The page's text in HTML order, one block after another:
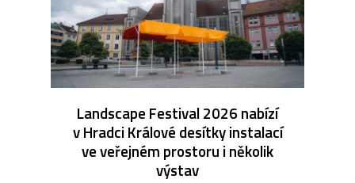
Landscape Festival 2026 nabízí
v Hradci Králové desítky instalací
ve veřejném prostoru i několik
výstav